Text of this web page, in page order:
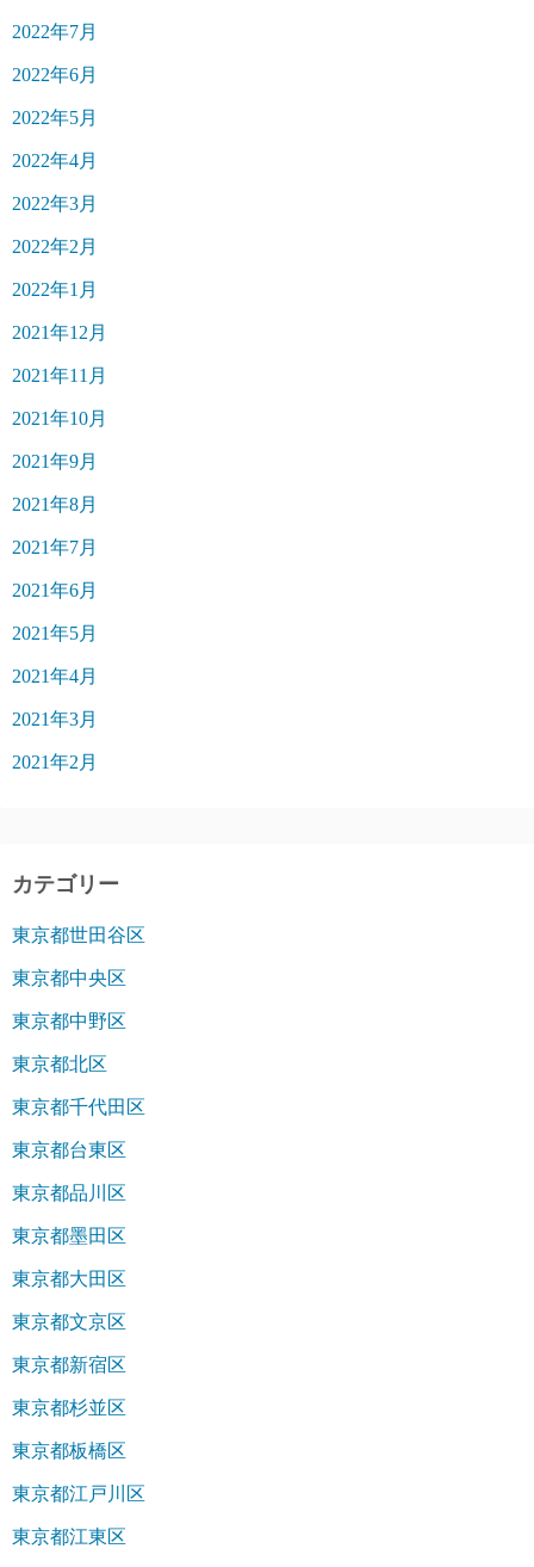
2022年7月
2022年6月
2022年5月
2022年4月
2022年3月
2022年2月
2022年1月
2021年12月
2021年11月
2021年10月
2021年9月
2021年8月
2021年7月
2021年6月
2021年5月
2021年4月
2021年3月
2021年2月
カテゴリー
東京都世田谷区
東京都中央区
東京都中野区
東京都北区
東京都千代田区
東京都台東区
東京都品川区
東京都墨田区
東京都大田区
東京都文京区
東京都新宿区
東京都杉並区
東京都板橋区
東京都江戸川区
東京都江東区